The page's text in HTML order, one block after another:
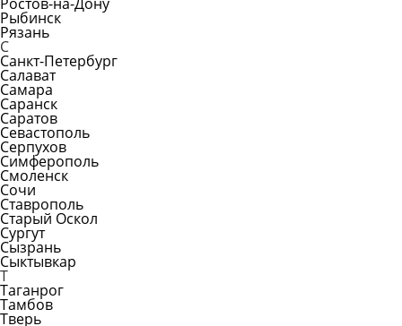
Рыбинск
Рязань
С
Санкт-Петербург
Салават
Самара
Саранск
Саратов
Севастополь
Серпухов
Симферополь
Смоленск
Сочи
Ставрополь
Старый Оскол
Сургут
Сызрань
Сыктывкар
Т
Таганрог
Тамбов
Тверь